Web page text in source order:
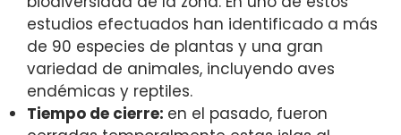
estudios efectuados han identificado a más
de 90 especies de plantas y una gran
variedad de animales, incluyendo aves
endémicas y reptiles.
Tiempo de cierre: en el pasado, fueron